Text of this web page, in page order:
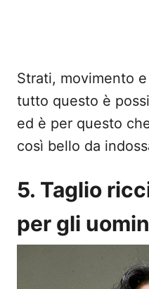
Strati, movimento
tutto questo è
ed è per questo
così bello da
5. Taglio
per gli